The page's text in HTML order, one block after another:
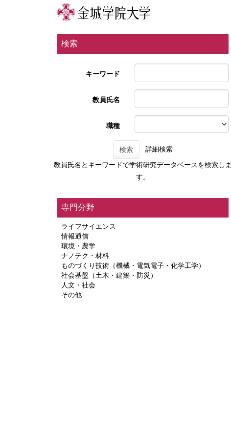
検索
キーワード
教員氏名
職種
検索 詳細検索
教員氏名とキーワードで学術研究データベースを検索しま
す。
専門分野
ライフサイエンス
情報通信
環境・農学
ナノテク・材料
ものづくり技術（機械・電気電子・化学工学）
社会基盤（土木・建築・防災）
人文・社会
その他